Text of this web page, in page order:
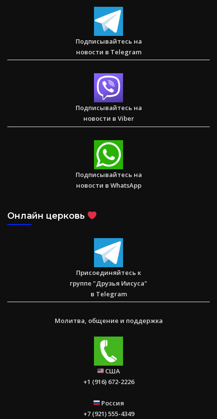
Два часа, которые изменили жизнь буддистского монаха
(Стэн и Лана — Иисус без границ) (BBS05030)
Подписывайтесь на
новости в Telegram
Подписывайтесь на
новости в Viber
Подписывайтесь на
новости в WhatsApp
Онлайн церковь
Присоединяйтесь к
группе "Друзья Иисуса"
в Telegram
Молитва, общение и поддержка
США
+1 (916) 672-2226
Россия
+7 (921) 555-4349